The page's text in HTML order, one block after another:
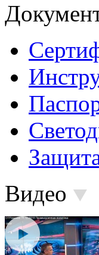
Видео